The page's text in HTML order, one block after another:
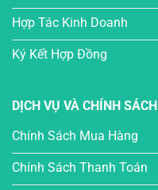
Hợp Tác Kinh Doanh
Ký Kết Hợp Đồng
DỊCH VỤ VÀ CHÍNH SÁCH
Chính Sách Mua Hàng
Chính Sách Thanh Toán